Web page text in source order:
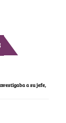
a su jefe,